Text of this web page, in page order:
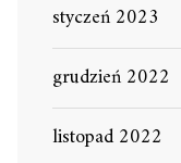
styczeń 2023
grudzień 2022
listopad 2022